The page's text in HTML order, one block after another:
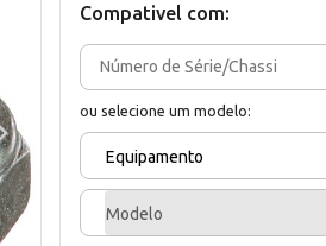
Compativel com:
ou selecione um modelo:
Equipamento
Modelo